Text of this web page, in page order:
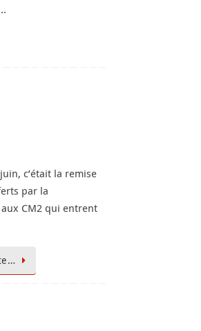
c’était la remise
par la
CM2 qui entrent